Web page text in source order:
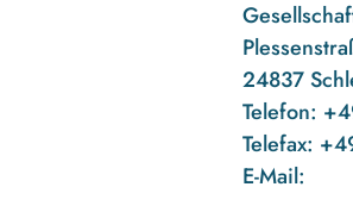
24837
Telefon:
Telefax:
E-Mail: